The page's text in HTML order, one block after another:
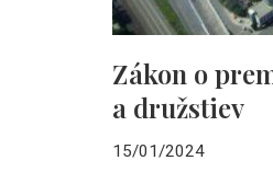
Zákon o
a družstiev
15/01/2024